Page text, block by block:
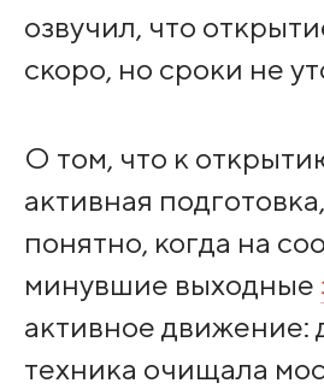
озвучил, что
скоро, но сроки не
О том, что к
активная
понятно, когда на
минувшие выходные
активное движение:
техника очищала